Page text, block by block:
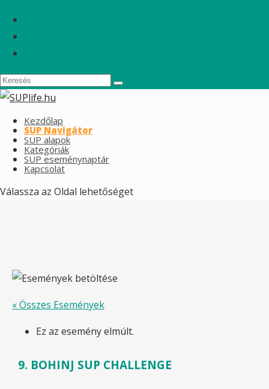
Kezdőlap
SUP Navigátor
SUP alapok
Kategóriák
SUP eseménynaptár
Kapcsolat
Válassza az Oldal lehetőséget
« Összes Események
Ez az esemény elmúlt.
9. BOHINJ SUP CHALLENGE